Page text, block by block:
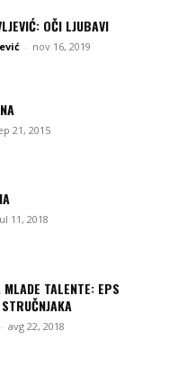
OČI LJUBAVI
- nov 16, 2019
21, 2015
11, 2018
TALENTE: EPS
- avg 22, 2018